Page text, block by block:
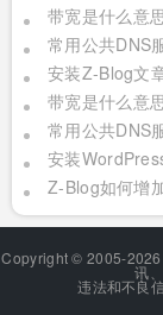
带宽是什么意
常用公共DNS
安装Z-Blog文
带宽是什么意
常用公共DNS
安装
Z-Blog如何增
Copyright © 2005-2026
讯
违法和不良